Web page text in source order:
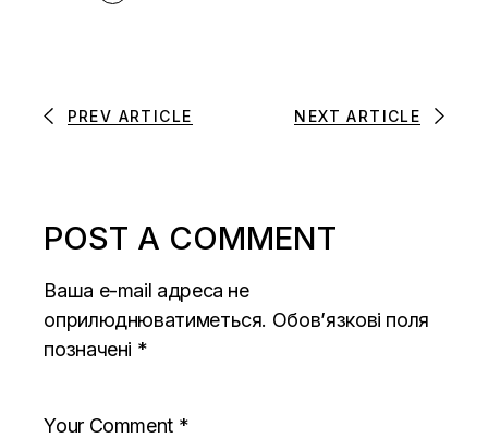
PREV ARTICLE NEXT ARTICLE
POST A COMMENT
Ваша e-mail адреса не
оприлюднюватиметься. Обов’язкові поля
позначені *